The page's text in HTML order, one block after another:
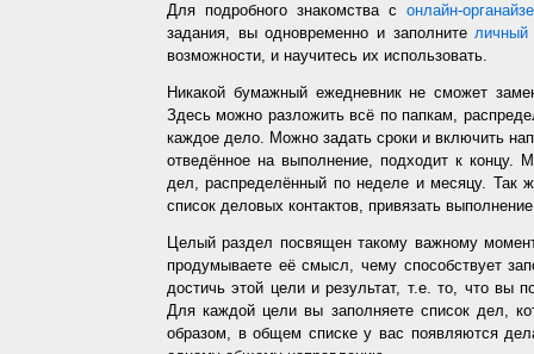
Для подробного знакомства с онлайн-
задания, вы одновременно и заполнителичный
возможности, и научитесь их использовать.
Никакой бумажный ежедневник не сможет
Здесь можно разложить всё по папкам,
каждое дело. Можно задать сроки и включить
отведённое на выполнение, подходит к концу.
дел, распределённый по неделе и месяцу. Так
список деловых контактов, привязать
Целый раздел посвящен такому важному
продумываете её смысл, чему способствует
достичь этой цели и результат, т.е. то, что вы
Для каждой цели вы заполняете список дел,
образом, в общем списке у вас появляются